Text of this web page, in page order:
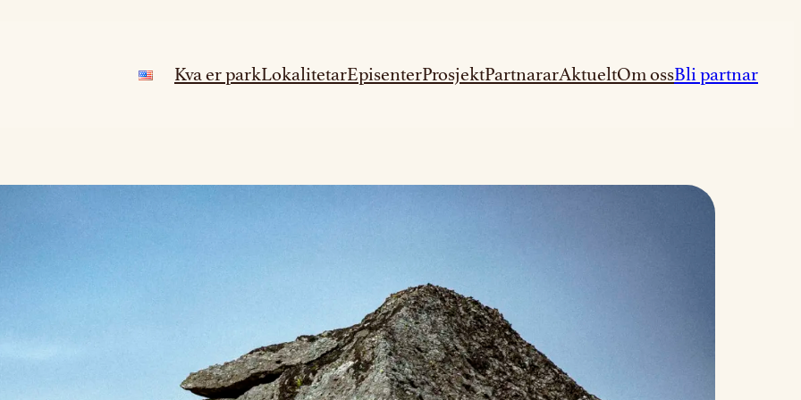
Kva er parkLokalitetarEpisenterProsjektPartnararAktueltOm ossBli partnar